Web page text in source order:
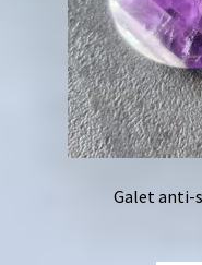
Galet anti-